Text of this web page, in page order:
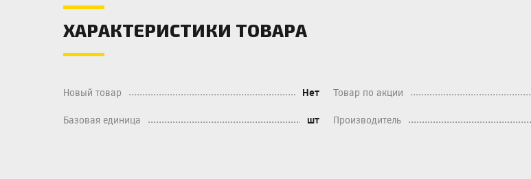
ХАРАКТЕРИСТИКИ ТОВАРА
Новый товар Нет Товар по акции
Базовая единица шт Производитель